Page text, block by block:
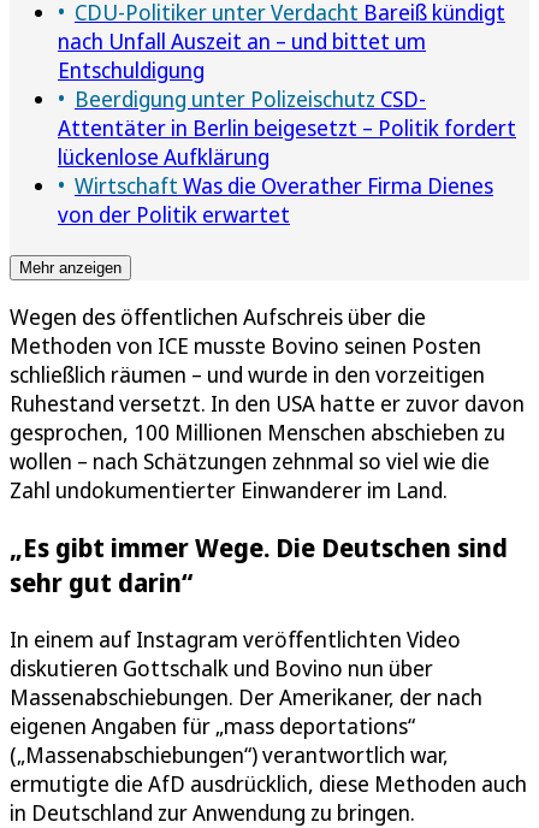
CDU-Politiker unter Verdacht Bareiß kündigt
nach Unfall Auszeit an – und bittet um
Entschuldigung
Beerdigung unter Polizeischutz CSD-
Attentäter in Berlin beigesetzt – Politik fordert
lückenlose Aufklärung
Wirtschaft Was die Overather Firma Dienes
von der Politik erwartet
Mehr anzeigen
Wegen des öffentlichen Aufschreis über die
Methoden von ICE musste Bovino seinen Posten
schließlich räumen – und wurde in den vorzeitigen
Ruhestand versetzt. In den USA hatte er zuvor davon
gesprochen, 100 Millionen Menschen abschieben zu
wollen – nach Schätzungen zehnmal so viel wie die
Zahl undokumentierter Einwanderer im Land.
„Es gibt immer Wege. Die Deutschen sind
sehr gut darin“
In einem auf Instagram veröffentlichten Video
diskutieren Gottschalk und Bovino nun über
Massenabschiebungen. Der Amerikaner, der nach
eigenen Angaben für „mass deportations“
(„Massenabschiebungen“) verantwortlich war,
ermutigte die AfD ausdrücklich, diese Methoden auch
in Deutschland zur Anwendung zu bringen.